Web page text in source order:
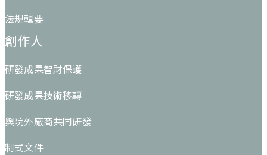
法規輯要
創作人
研發成果智財保護
研發成果技術移轉
與院外廠商共同研發
制式文件